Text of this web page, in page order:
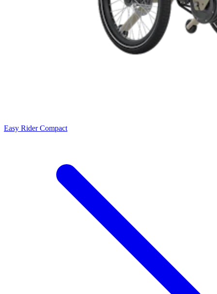
Easy Rider Compact